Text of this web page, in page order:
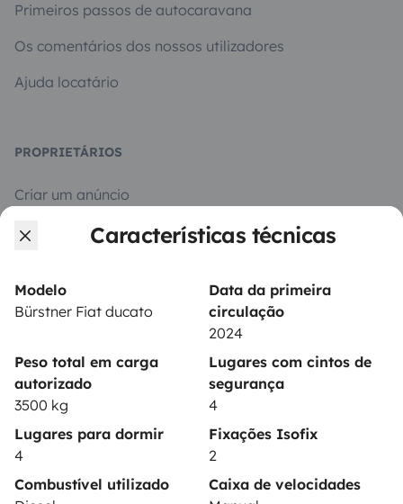
Características técnicas
Modelo
Bürstner Fiat ducato
Data da primeira
circulação
2024
Peso total em carga
autorizado
3500 kg
Lugares com cintos de
segurança
4
Lugares para dormir
4
Fixações Isofix
2
Combustível utilizado
Caixa de velocidades
Primeiros passos de autocaravana
Os comentários dos nossos utilizadores
Ajuda locatário
PROPRIETÁRIOS
Criar um anúncio
Contrato de aluguer
Assistências de aluguer
Modos de pagamento seguros